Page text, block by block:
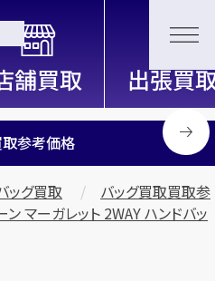
信頼と実績の買取専門店「買取大
取参考価格
ッグ買取
バッグ買取買取参
ン マーガレット 2WAY ハンドバッ